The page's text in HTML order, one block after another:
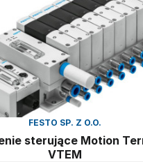
FESTO SP. Z O.O.
sterujące Motion
VTEM